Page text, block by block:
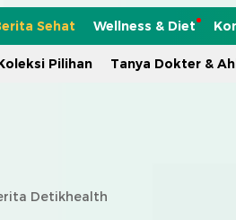
Sehat Wellness & Diet
Pilihan Tanya Dokter &
Detikhealth